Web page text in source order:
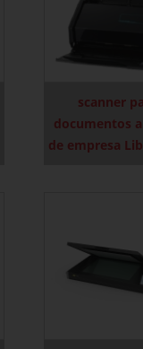
scanner
documentos
de empresa